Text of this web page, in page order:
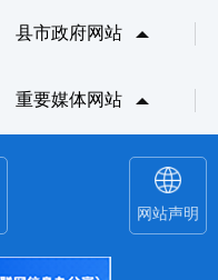
县市政府网站
重要媒体网站
网站声明